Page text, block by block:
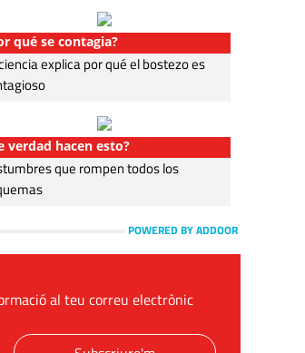
qué se contagia?
explica por qué el bostezo es
verdad hacen esto?
que rompen todos los
POWERED BY ADDOOR
al teu correu electrònic